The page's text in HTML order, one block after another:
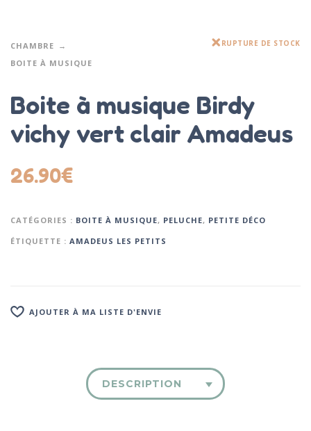
CHAMBRE
BOITE À MUSIQUE
RUPTURE DE STOCK
Boite à musique Birdy
vichy vert clair Amadeus
26.90€
CATÉGORIES : BOITE À MUSIQUE, PELUCHE, PETITE DÉCO
ÉTIQUETTE : AMADEUS LES PETITS
AJOUTER À MA LISTE D'ENVIE
DESCRIPTION